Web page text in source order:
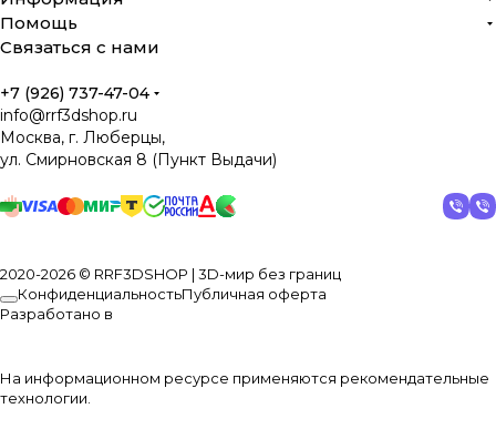
Помощь
Связаться с нами
+7 (926) 737-47-04
info@rrf3dshop.ru
Москва, г. Люберцы,
ул. Смирновская 8 (Пункт Выдачи)
2020-2026 © RRF3DSHOP | 3D-мир без границ
КонфиденциальностьПубличная оферта
Разработано в
На информационном ресурсе применяются рекомендательные
технологии